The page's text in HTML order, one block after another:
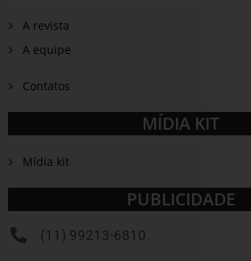
A revista
A equipe
Contatos
MÍDIA KIT
Mídia kit
PUBLICIDADE
(11) 99213-6810